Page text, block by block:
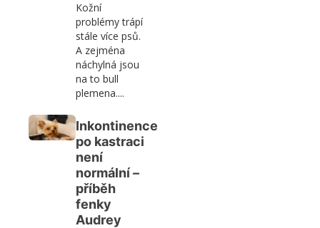
Kožní
problémy trápí
stále více psů.
A zejména
náchylná jsou
na to bull
plemena....
Inkontinence
po kastraci
není
normální –
příběh
fenky
Audrey